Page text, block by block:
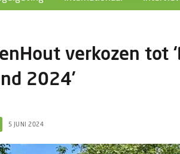
verkozen tot
2024’
5 JUNI 2024